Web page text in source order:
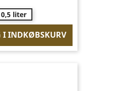
0,5 liter
INDKØBSKURV